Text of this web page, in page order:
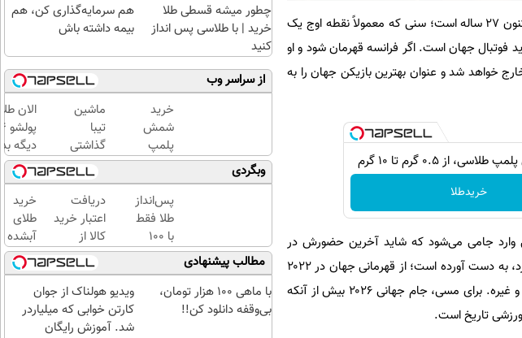
اما شاید مهم‌ترین چهره این جام نه یک تیم، بلکه کیلیان امباپه باشد. او اکنون ۲۷ ساله است؛ سنی که معمولاً نقطه اوج یک
فوتبال جهان است. اگر فرانسه قهرمان شود و او
خواهد شد و عنوان بهترین بازیکن جهان را به
از ۰.۵ گرم تا ۱۰ گرم
خریدطلا
داستانی احساسی‌تر جریان دارد. لیونل مسی در ۳۹ سالگی وارد جامی می‌شود که شاید آخرین حضورش در
بزرگ‌ترین صحنه فوتبال باشد. او هر افتخاری را که می‌توان در فوتبال کسب کرد، به دست آورده است؛ از قهرمانی جهان در ۲۰۲۲
گرفته تا قهرمانی‌های متعدد باشگاهی و هشت توپ طلا . قهرمانی کوپا آمریکا و غیره. برای مسی، جام جهانی ۲۰۲۶ بیش از آنکه
تاریخ است.
چطور میشه قسطی طلا
خرید | با طلاسی پس انداز
کنید
هم سرمایه‌گذاری کن، هم
بیمه داشته باش
از سراسر وب
خرید
شمش
پلمپ
طلاسی،
از ۰.۵
گرم تا
۱۰ گرم
ماشین
تیبا
گذاشتی
برای
فروش
؟ اینجا
سریع و
راحت
بفروش
الان
دیگه
طلا با
بی‌بهره
وبگردی
پس‌انداز
طلا فقط
با ۱۰۰
هزارتومان
(امن و
راحت)
دریافت
اعتبار خرید
کالا از
طلاسی(بدون
ضامن، بدون
بهره)
خرید
طلای
آبشده
حتی با
۱۰۰هزارتومان
مطالب پیشنهادی
با ماهی 100 هزار تومان،
بی‌وقفه دانلود کن!!
ویدیو هولناک از جوان
کارتن خوابی که میلیاردر
شد. آموزش رایگان